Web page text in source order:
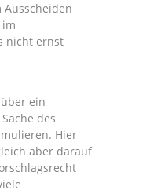
Ausscheiden
nicht ernst
ein
des
Hier
aber darauf